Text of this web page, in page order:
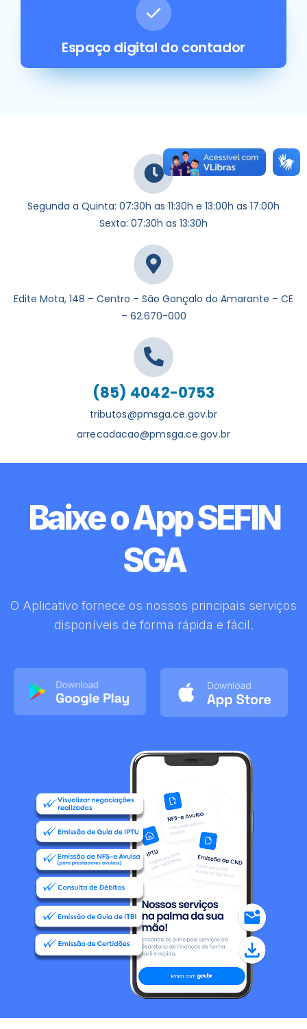
Espaço digital do contador
Segunda a Quinta: 07:30h as 11:30h e 13:00h as 17:00h
Sexta: 07:30h as 13:30h
Edite Mota, 148 – Centro – São Gonçalo do Amarante – CE
– 62.670-000
(85) 4042-0753
tributos@pmsga.ce.gov.br
arrecadacao@pmsga.ce.gov.br
Baixe o App SEFIN
SGA
O Aplicativo fornece os nossos principais serviços
disponíveis de forma rápida e fácil.